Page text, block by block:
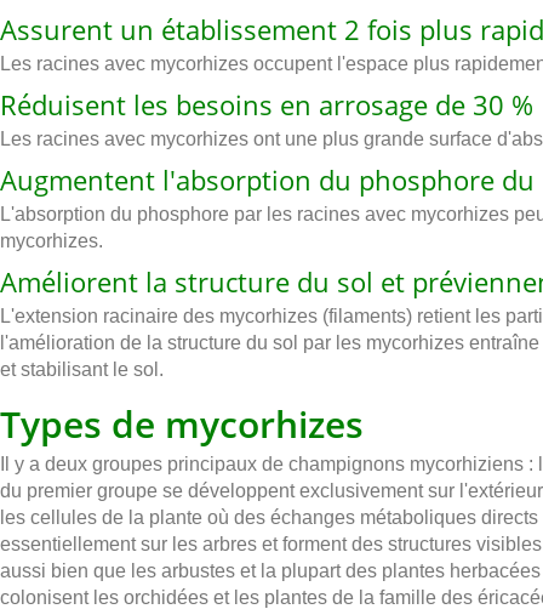
Assurent un établissement 2 fois plus
Les racines avec mycorhizes occupent l'espace plus
Réduisent les besoins en arrosage de 30 %
Les racines avec mycorhizes ont une plus grande surface
Augmentent l'absorption du phosphore du
L'absorption du phosphore par les racines avec mycorhizes
mycorhizes.
Améliorent la structure du sol et
L'extension racinaire des mycorhizes (filaments) retient les
l'amélioration de la structure du sol par les mycorhizes
et stabilisant le sol.
Types de mycorhizes
Il y a deux groupes principaux de champignons
du premier groupe se développent exclusivement sur
les cellules de la plante où des échanges métaboliques
essentiellement sur les arbres et forment des structures
aussi bien que les arbustes et la plupart des plantes
colonisent les orchidées et les plantes de la famille des